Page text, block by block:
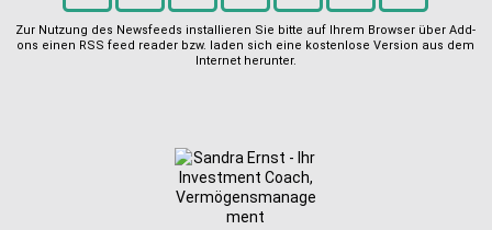
Zur Nutzung des Newsfeeds installieren Sie bitte auf Ihrem Browser über Add-
ons einen RSS feed reader bzw. laden sich eine kostenlose Version aus dem
Internet herunter.